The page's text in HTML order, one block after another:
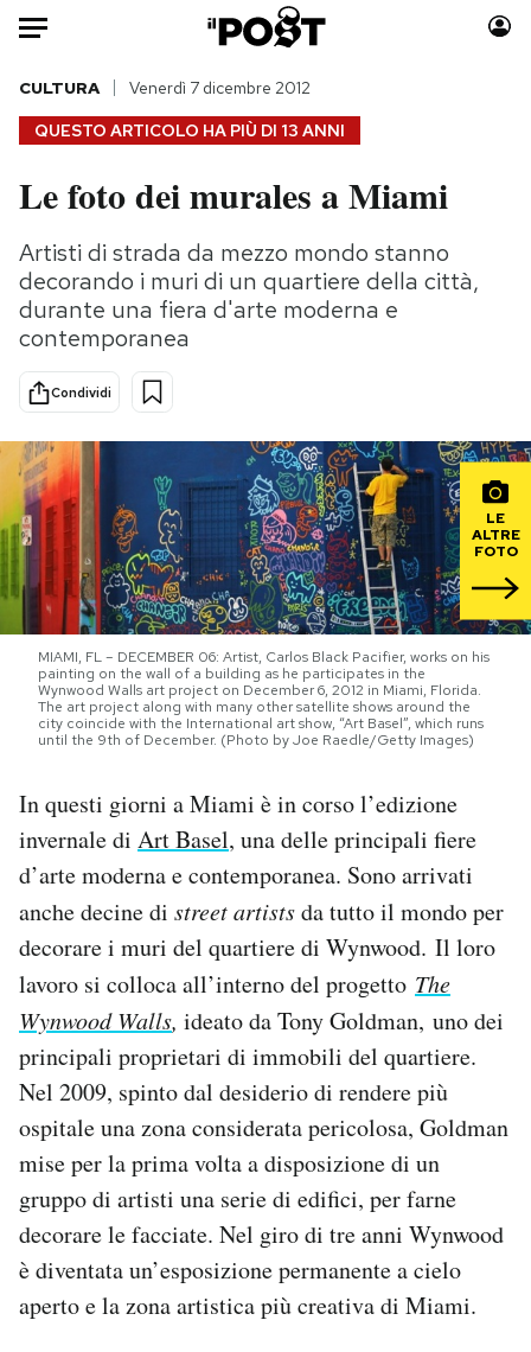
Auto
HOME
Italia
Politica
Tecnologia
Internet
Scienza
Cultura
Economia
Sport
Moda
Consumismi
Storie/Idee
Altrecose
Mondiali calcio 2026
PODCAST
NEWSLETTER
I MIEI PREFERITI
SHOP
CALENDARIO
Area Personale
Newsletter
Notifiche mobile
Regala il Post
Hai bisogno di aiuto?
Esci
QUESTO ARTICOLO HA PIÙ DI 13 ANNI
CULTURA Venerdì 7 dicembre 2012
Le foto dei murales a Miami
Artisti di strada da mezzo mondo stanno
decorando i muri di un quartiere della città,
durante una fiera d'arte moderna e
contemporanea
Condividi
LE
ALTRE
FOTO
MIAMI, FL – DECEMBER 06: Artist, Carlos Black Pacifier, works on his
painting on the wall of a building as he participates in the
Wynwood Walls art project on December 6, 2012 in Miami, Florida.
The art project along with many other satellite shows around the
city coincide with the International art show, “Art Basel”, which runs
until the 9th of December. (Photo by Joe Raedle/Getty Images)
In questi giorni a Miami è in corso l’edizione
invernale di Art Basel, una delle principali fiere
d’arte moderna e contemporanea. Sono arrivati
anche decine di street artistsda tutto il mondo per
decorare i muri del quartiere di Wynwood. Il loro
lavoro si colloca all’interno del progetto The
Wynwood Walls, ideato da Tony Goldman, uno dei
principali proprietari di immobili del quartiere.
Nel 2009, spinto dal desiderio di rendere più
ospitale una zona considerata pericolosa, Goldman
mise per la prima volta a disposizione di un
gruppo di artisti una serie di edifici, per farne
decorare le facciate. Nel giro di tre anni Wynwood
è diventata un’esposizione permanente a cielo
aperto e la zona artistica più creativa di Miami.